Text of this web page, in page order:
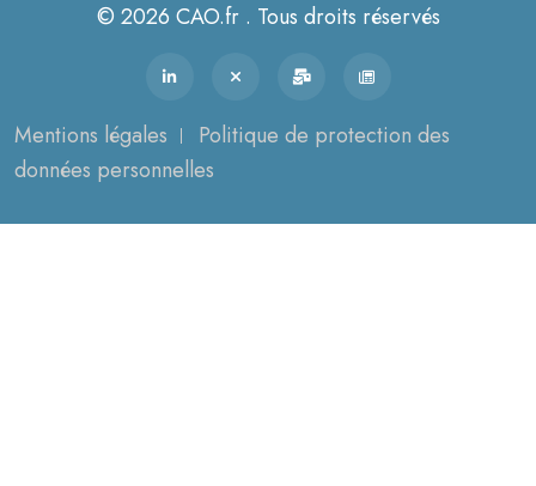
© 2026 CAO.fr . Tous droits réservés
Mentions légales
Politique de protection des
données personnelles